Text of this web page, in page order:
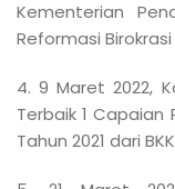
Kementerian
Reformasi Birokrasi
4. 9 Maret 2022,
Terbaik 1 Capaian
Tahun 2021 dari